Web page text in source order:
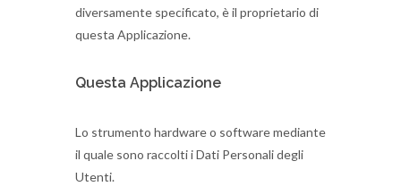
diversamente specificato, è il proprietario di
questa Applicazione.
Questa Applicazione
Lo strumento hardware o software mediante
il quale sono raccolti i Dati Personali degli
Utenti.